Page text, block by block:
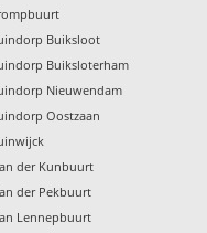
Buiksloot
Buiksloterham
Nieuwendam
Oostzaan
der Kunbuurt
der Pekbuurt
Lennepbuurt